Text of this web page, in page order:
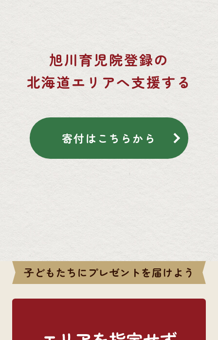
旭川育児院登録の
北海道エリアへ支援する
寄付はこちらから